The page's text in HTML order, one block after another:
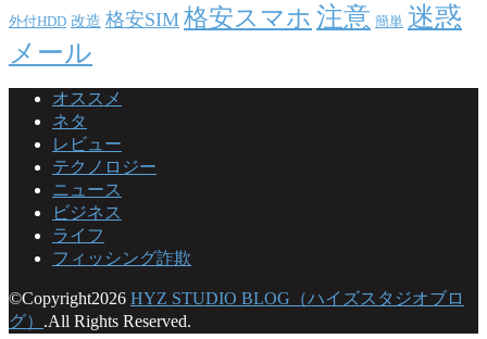
外付HDD 改造 格安SIM 格安スマホ 注意 簡単 迷惑
メール
オススメ
ネタ
レビュー
テクノロジー
ニュース
ビジネス
ライフ
フィッシング詐欺
©Copyright2026 HYZ STUDIO BLOG（ハイズスタジオブロ
グ） .All Rights Reserved.